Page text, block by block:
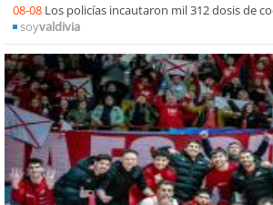
08-08 Los policías incautaron mil 312 dosis de
soyvaldivia